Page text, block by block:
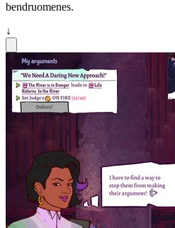
bendruomenes.
↓